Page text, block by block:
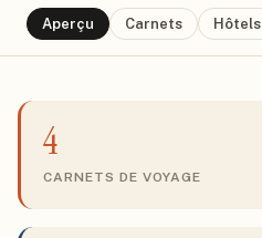
Aperçu Carnets Hôtels
4
CARNETS DE VOYAGE